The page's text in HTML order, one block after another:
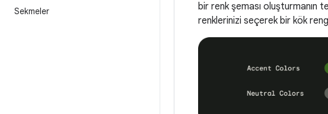
Sekmeler
bir renk şeması oluşturmanın
renklerinizi seçerek bir kök